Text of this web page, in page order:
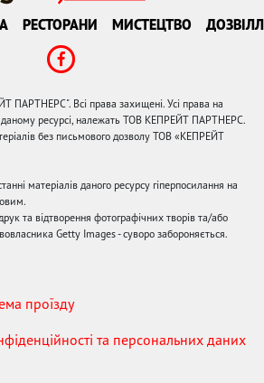
РЕСТОРАНИ МИСТЕЦТВО
Всі права захищені. Усі права на
даному ресурсі, належать ТОВ КЕПРЕЙТ ПАРТНЕРС.
без письмового дозволу ТОВ «КЕПРЕЙТ
матеріалів даного ресурсу гіперпосилання на
та відтворення фотографічних творів та/або
Getty Images - суворо забороняється.
проїзду
та персональних даних